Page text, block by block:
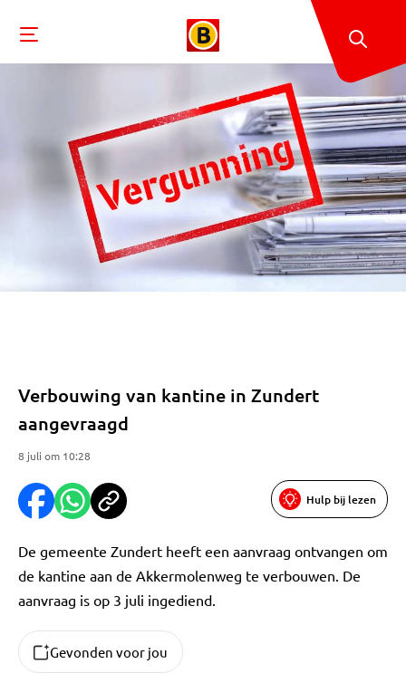
Verbouwing van kantine in Zundert
aangevraagd
8 juli om 10:28
Hulp bij lezen
De gemeente Zundert heeft een aanvraag ontvangen om
de kantine aan de Akkermolenweg te verbouwen. De
aanvraag is op 3 juli ingediend.
Gevonden voor jou